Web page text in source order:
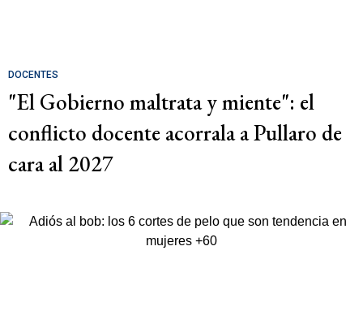
DOCENTES
"El Gobierno maltrata y miente": el
conflicto docente acorrala a Pullaro de
cara al 2027